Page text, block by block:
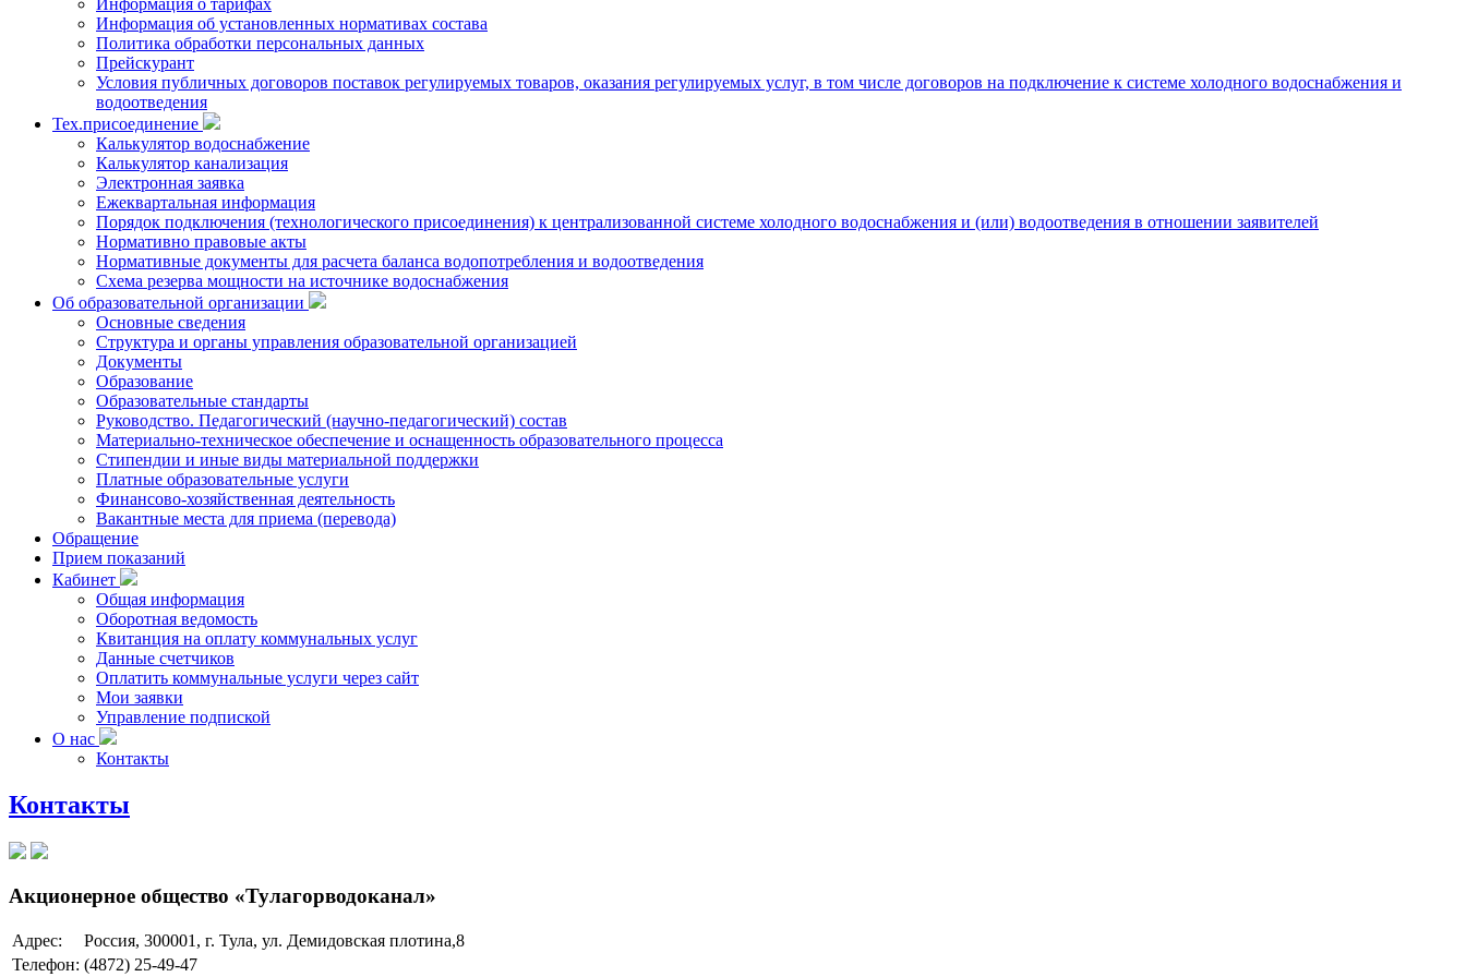
Информация о тарифах
Информация об установленных нормативах состава
Политика обработки персональных данных
Прейскурант
Условия публичных договоров поставок регулируемых товаров, оказания регулируемых услуг, в том числе договоров на подключение к системе холодного водоснабжения и
водоотведения
Тех.присоединение
Калькулятор водоснабжение
Калькулятор канализация
Электронная заявка
Ежеквартальная информация
Порядок подключения (технологического присоединения) к централизованной системе холодного водоснабжения и (или) водоотведения в отношении заявителей
Нормативно правовые акты
Нормативные документы для расчета баланса водопотребления и водоотведения
Схема резерва мощности на источнике водоснабжения
Об образовательной организации
Основные сведения
Структура и органы управления образовательной организацией
Документы
Образование
Образовательные стандарты
Руководство. Педагогический (научно-педагогический) состав
Материально-техническое обеспечение и оснащенность образовательного процесса
Стипендии и иные виды материальной поддержки
Платные образовательные услуги
Финансово-хозяйственная деятельность
Вакантные места для приема (перевода)
Обращение
Прием показаний
Кабинет
Общая информация
Оборотная ведомость
Квитанция на оплату коммунальных услуг
Данные счетчиков
Оплатить коммунальные услуги через сайт
Мои заявки
Управление подпиской
О нас
Контакты
Контакты
Акционерное общество «Тулагорводоканал»
Адрес:
Россия, 300001, г. Тула, ул. Демидовская плотина,8
Телефон: (4872) 25-49-47